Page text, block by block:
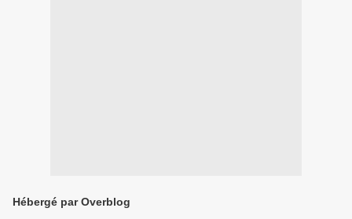
Hébergé par Overblog